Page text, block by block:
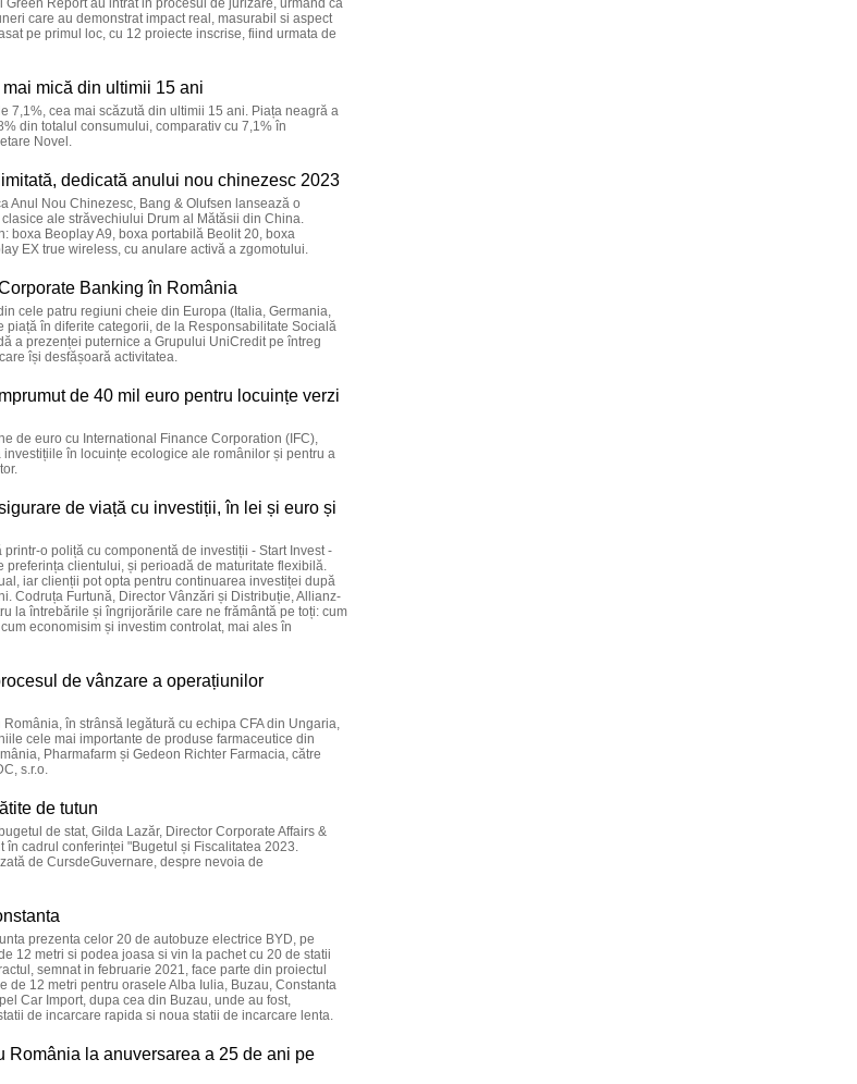
Report au intrat in procesul de jurizare, urmand ca
care au demonstrat impact real, masurabil si aspect
pe primul loc, cu 12 proiecte inscrise, fiind urmata de
mică din ultimii 15 ani
7,1%, cea mai scăzută din ultimii 15 ani. Piața neagră a
din totalul consumului, comparativ cu 7,1% în
Novel.
dedicată anului nou chinezesc 2023
Anul Nou Chinezesc, Bang & Olufsen lansează o
ale străvechiului Drum al Mătăsii din China.
boxa Beoplay A9, boxa portabilă Beolit 20, boxa
EX true wireless, cu anulare activă a zgomotului.
Banking în România
cele patru regiuni cheie din Europa (Italia, Germania,
piață în diferite categorii, de la Responsabilitate Socială
a prezenței puternice a Grupului UniCredit pe întreg
își desfășoară activitatea.
de 40 mil euro pentru locuințe verzi
de euro cu International Finance Corporation (IFC),
în locuințe ecologice ale românilor și pentru a
de viață cu investiții, în lei și euro și
o poliță cu componentă de investiții - Start Invest -
clientului, și perioadă de maturitate flexibilă.
iar clienții pot opta pentru continuarea investiței după
Codruța Furtună, Director Vânzări și Distribuție, Allianz-
la întrebările și îngrijorările care ne frământă pe toți: cum
economisim și investim controlat, mai ales în
de vânzare a operațiunilor
în strânsă legătură cu echipa CFA din Ungaria,
cele mai importante de produse farmaceutice din
Pharmafarm și Gedeon Richter Farmacia, către
s.r.o.
de tutun
de stat, Gilda Lazăr, Director Corporate Affairs &
cadrul conferinței "Bugetul și Fiscalitatea 2023.
de CursdeGuvernare, despre nevoia de
prezenta celor 20 de autobuze electrice BYD, pe
12 metri si podea joasa si vin la pachet cu 20 de statii
semnat in februarie 2021, face parte din proiectul
12 metri pentru orasele Alba Iulia, Buzau, Constanta
Car Import, dupa cea din Buzau, unde au fost,
de incarcare rapida si noua statii de incarcare lenta.
România la anuversarea a 25 de ani pe